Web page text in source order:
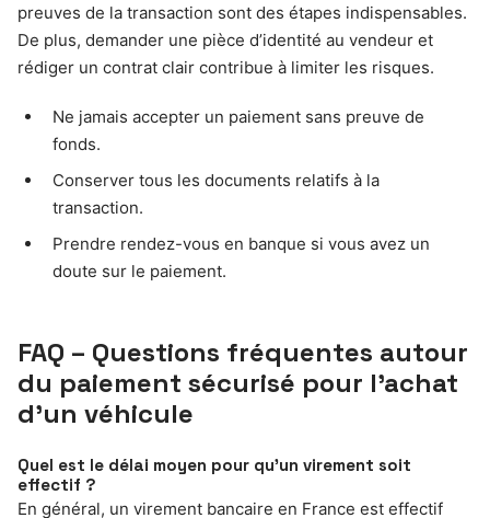
preuves de la transaction sont des étapes indispensables.
De plus, demander une pièce d’identité au vendeur et
rédiger un contrat clair contribue à limiter les risques.
Ne jamais accepter un paiement sans preuve de
fonds.
Conserver tous les documents relatifs à la
transaction.
Prendre rendez-vous en banque si vous avez un
doute sur le paiement.
FAQ – Questions fréquentes autour
du paiement sécurisé pour l’achat
d’un véhicule
Quel est le délai moyen pour qu’un virement soit
effectif ?
En général, un virement bancaire en France est effectif